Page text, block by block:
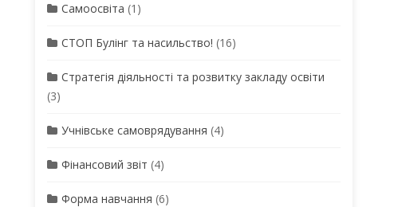
Самоосвіта (1)
СТОП Булінг та насильство! (16)
Стратегія діяльності та розвитку закладу освіти
(3)
Учнівське самоврядування (4)
Фінансовий звіт (4)
Форма навчання (6)